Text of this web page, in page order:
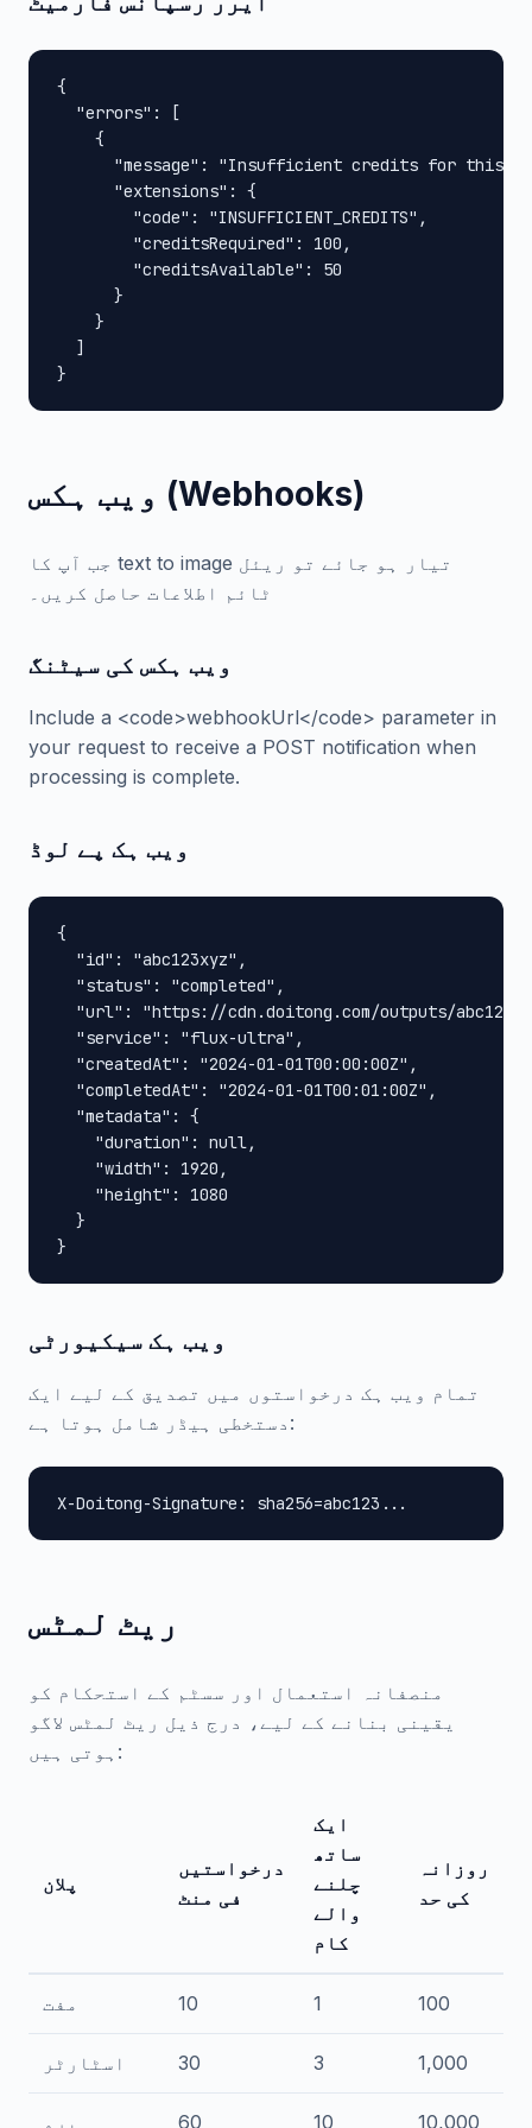
{
  "errors": [
    {
"message": "Insufficient credits for this
      "extensions": {
        "code": "INSUFFICIENT_CREDITS",
        "creditsRequired": 100,
        "creditsAvailable": 50
      }
    }
  ]
}
ویب ہکس (Webhooks)
جب آپ کا text to image تیار ہو جائے تو ریئل
ٹائم اطلاعات حاصل کریں۔
ویب ہکس کی سیٹنگ
Include a <code>webhookUrl</code> parameter in
your request to receive a POST notification when
processing is complete.
ویب ہک پے لوڈ
{
  "id": "abc123xyz",
  "status": "completed",
"url": "https://cdn.doitong.com/outputs/
  "service": "flux-ultra",
  "createdAt": "2024-01-01T00:00:00Z",
  "completedAt": "2024-01-01T00:01:00Z",
  "metadata": {
    "duration": null,
    "width": 1920,
    "height": 1080
  }
}
ویب ہک سیکیورٹی
تمام ویب ہک درخواستوں میں تصدیق کے لیے ایک
دستخطی ہیڈر شامل ہوتا ہے:
X-Doitong-Signature: sha256=abc123...
ریٹ لمٹس
منصفانہ استعمال اور سسٹم کے استحکام کو
یقینی بنانے کے لیے، درج ذیل ریٹ لمٹس لاگو
ہوتی ہیں:
پلان
درخواستیں
فی منٹ
ایک
ساتھ
چلنے
والے
کام
روزانہ
کی حد
مفت 10 1 100
اسٹارٹر 30 3 1,000
پرو 60 10 10,000